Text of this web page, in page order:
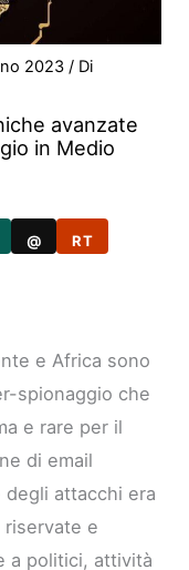
2023/ Di
avanzate
in Medio
@ RT
e Africa sono
spionaggio che
e rare per il
di email
degli attacchi era
e
a politici, attività